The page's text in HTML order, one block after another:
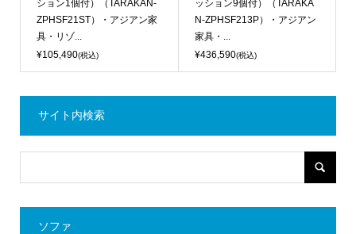
ション1個付）（TARAKAN-
ZPHSF21ST）・アジアン家
具・リゾ...
¥105,490(税込)
ッション9個付）（TARAKA
N-ZPHSF213P）・アジアン
家具・...
¥436,590(税込)
サイト内検索
ソファ